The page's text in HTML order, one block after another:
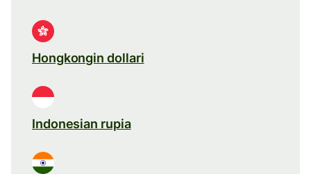
Hongkongin dollari
Indonesian rupia